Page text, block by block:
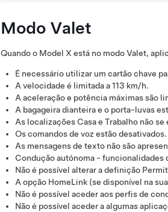
Modo Valet
Quando o Model X está no modo Valet,
É necessário utilizar um cartão chave
A velocidade é limitada a113 km/h.
A aceleração e potência máximas são
A bagageira dianteira e o porta-luvas
As localizações Casa e Trabalho não
Os comandos de voz estão desativados.
As mensagens de texto não são
Condução autónoma - funcionalidades
Não é possível alterar a definição
A opção HomeLink (se disponível na
Não é possível aceder aos perfis de
Não é possível aceder a algumas